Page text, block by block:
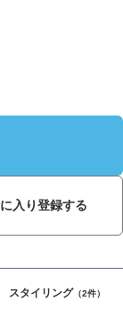
入り登録する
スタイリング（2件）